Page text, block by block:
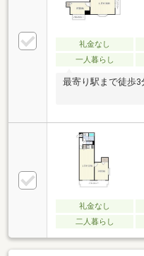
礼金なし
一人暮らし
最寄り駅まで徒歩
礼金なし
二人暮らし